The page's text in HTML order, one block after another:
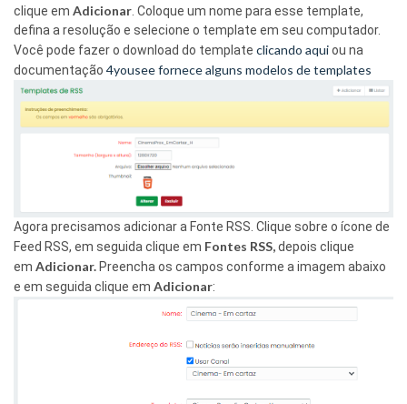
clique em Adicionar. Coloque um nome para esse template,
defina a resolução e selecione o template em seu computador.
Você pode fazer o download do template clicando aquiou na
documentação 4yousee fornece alguns modelos de templates
Agora precisamos adicionar a Fonte RSS. Clique sobre o ícone de
Feed RSS, em seguida clique em Fontes RSS,depois clique
em Adicionar. Preencha os campos conforme a imagem abaixo
e em seguida clique em Adicionar: